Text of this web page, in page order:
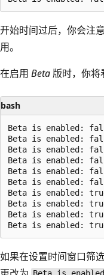
开始时间过后，你会注
用。
在启用 Beta 版时，你将
bash
Beta is enabled:
Beta is enabled:
Beta is enabled:
Beta is enabled:
Beta is enabled:
Beta is enabled:
Beta is enabled:
Beta is enabled:
Beta is enabled:
如果在设置时间窗口筛